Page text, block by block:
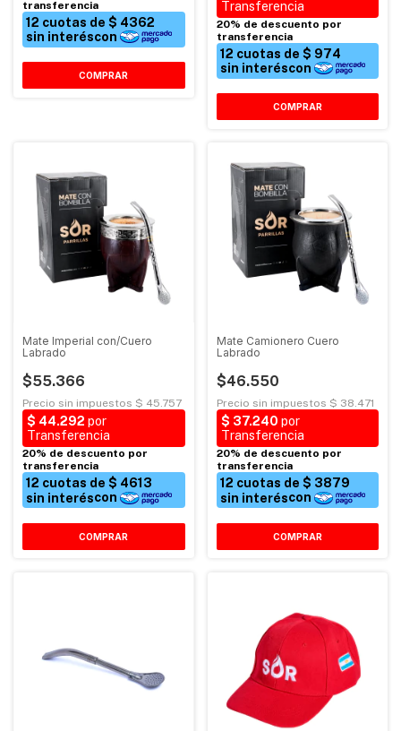
COMPRAR
Mate Imperial con/Cuero
Labrado
$55.366
COMPRAR
Mate Camionero Cuero
Labrado
$46.550
COMPRAR